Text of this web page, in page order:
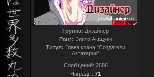
Группа: Дизайнер
Ранг: Элита Акацуки
Титул: Глава клана "Создатели
Автатарок"
Сообщений: 2686
Награды: 71